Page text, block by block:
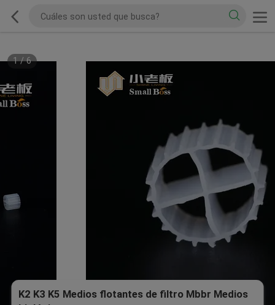
1/6
K2 K3 K5 Medios flotantes de filtro Mbbr Medios